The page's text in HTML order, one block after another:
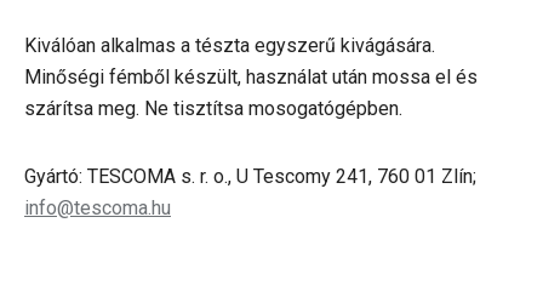
Kiválóan alkalmas a tészta egyszerű kivágására.
Minőségi fémből készült, használat után mossa el és
szárítsa meg. Ne tisztítsa mosogatógépben.
Gyártó: TESCOMA s. r. o., U Tescomy 241, 760 01 Zlín;
info@tescoma.hu